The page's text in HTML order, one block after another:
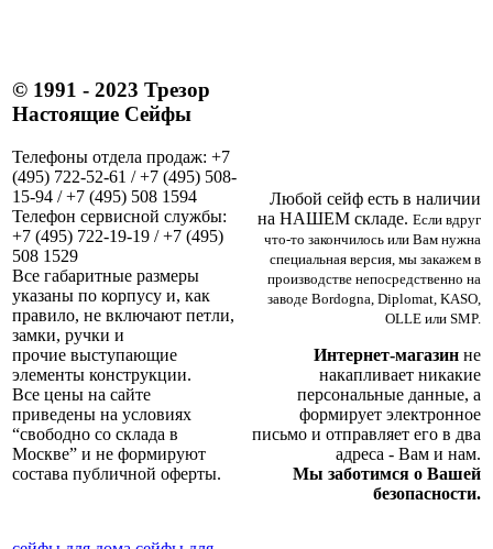
© 1991 - 2023 Трезор
Настоящие Сейфы
Телефоны отдела продаж: +7
(495) 722-52-61 / +7 (495) 508-
15-94 / +7 (495) 508 1594
Телефон сервисной службы:
+7 (495) 722-19-19 / +7 (495)
508 1529
Все габаритные размеры
указаны по корпусу и, как
правило, не включают петли,
замки, ручки и
прочие выступающие
элементы конструкции.
Все цены на сайте
приведены на условиях
“свободно со склада в
Москве” и не формируют
состава публичной оферты.
Любой сейф есть в наличии
на НАШЕМ складе. Если вдруг
что-то закончилось или Вам нужна
специальная версия, мы закажем в
производстве непосредственно на
заводе Bordogna, Diplomat, KASO,
OLLE или SMP.
Интернет-магазин не
накапливает никакие
персональные данные, а
формирует электронное
письмо и отправляет его в два
адреса - Вам и нам.
Мы заботимся о Вашей
безопасности.